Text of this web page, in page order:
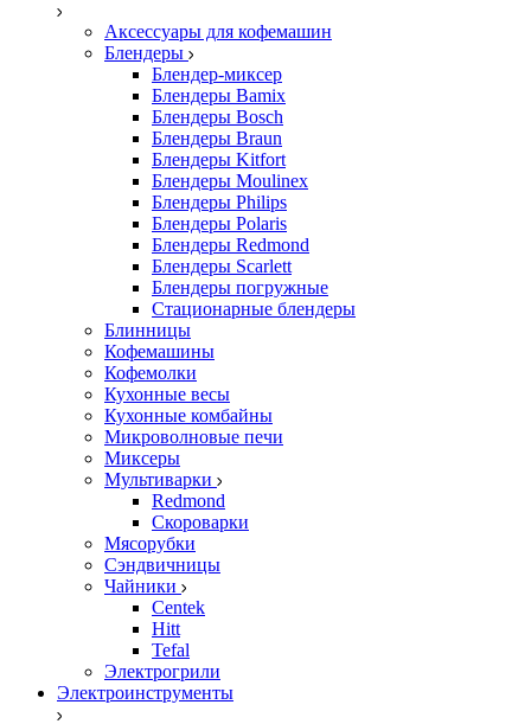
Аксессуары для кофемашин
Блендеры
Блендер-миксер
Блендеры Bamix
Блендеры Bosch
Блендеры Braun
Блендеры Kitfort
Блендеры Moulinex
Блендеры Philips
Блендеры Polaris
Блендеры Redmond
Блендеры Scarlett
Блендеры погружные
Стационарные блендеры
Блинницы
Кофемашины
Кофемолки
Кухонные весы
Кухонные комбайны
Микроволновые печи
Миксеры
Мультиварки
Redmond
Скороварки
Мясорубки
Сэндвичницы
Чайники
Centek
Hitt
Tefal
Электрогрили
Электроинструменты